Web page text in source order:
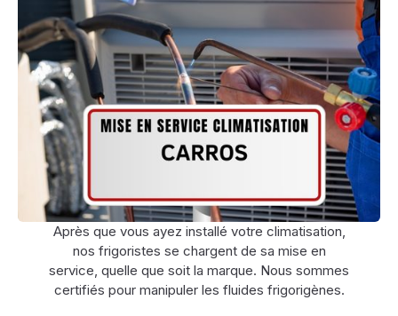
Après que vous ayez installé votre climatisation,
nos frigoristes se chargent de sa mise en
service, quelle que soit la marque. Nous sommes
certifiés pour manipuler les fluides frigorigènes.